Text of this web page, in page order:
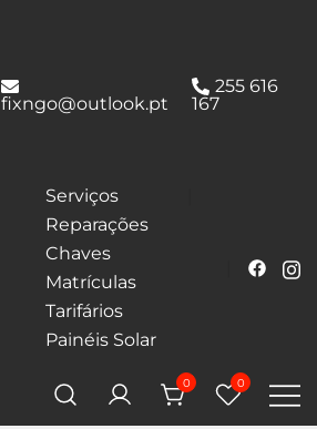
fixngo@outlook.pt
255 616
167
Serviços
Reparações
Chaves
Matrículas
Tarifários
Painéis Solar
0 0